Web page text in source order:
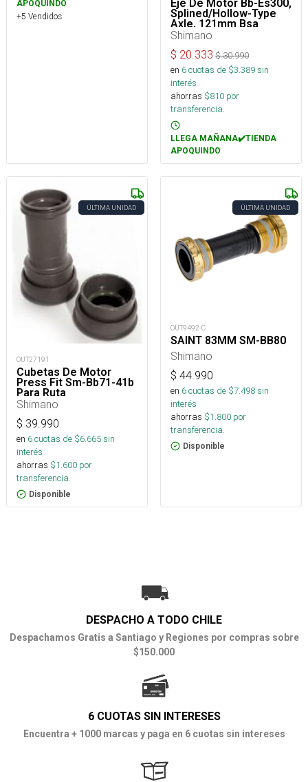
APOQUINDO
+5 Vendidos
Eje De Motor Bb-Es300,
Splined/Hollow-Type
Axle, 121mm Bsa
73mm
Shimano
$ 20.333 $30.990
en 6cuotas de $3.389sin
interés
ahorras $810 por
transferencia.
LLEGA MAÑANA✔️TIENDA
APOQUINDO
ÚLTIMA UNIDAD
OUT27191
Cubetas De Motor
Press Fit Sm-Bb71-41b
Para Ruta
Shimano
$ 39.990
en 6cuotas de $6.665sin
interés
ahorras $1.600 por
transferencia.
Disponible
ÚLTIMA UNIDAD
OUT9492-C
SAINT 83MM SM-BB80
Shimano
$ 44.990
en 6cuotas de $7.498sin
interés
ahorras $1.800 por
transferencia.
Disponible
DESPACHO A TODO CHILE
Despachamos Gratis a Santiago y Regiones por compras sobre
$150.000
6 CUOTAS SIN INTERESES
Encuentra + 1000 marcas y paga en 6 cuotas sin intereses